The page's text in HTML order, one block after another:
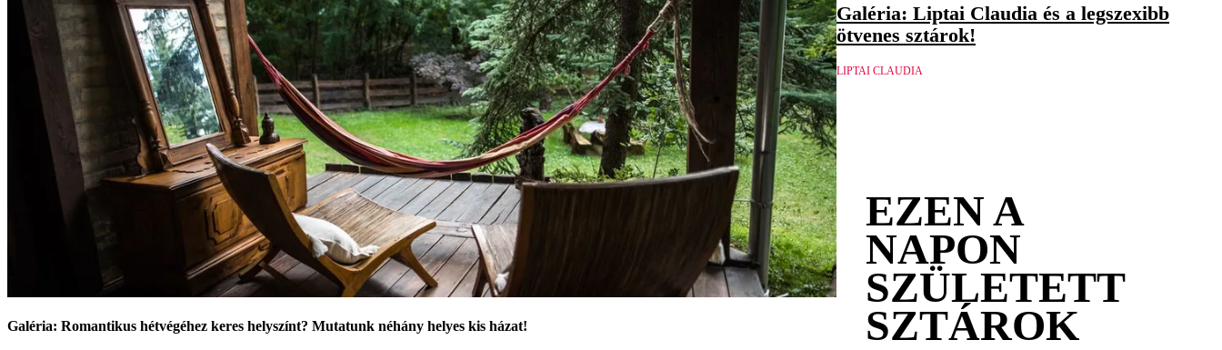
Galéria: Romantikus hétvégéhez keres helyszínt? Mutatunk néhány helyes kis házat!
Galéria: Liptai Claudia és a legszexibb
ötvenes sztárok!
LIPTAI CLAUDIA
EZEN A
NAPON
SZÜLETETT
SZTÁROK